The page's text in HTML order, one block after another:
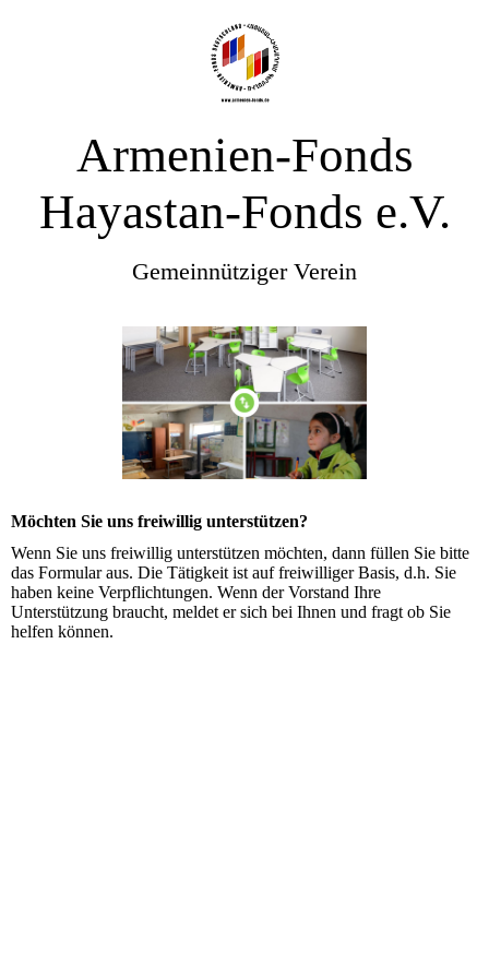
Armenien-Fonds
Hayastan-Fonds e.V.
Gemeinnütziger Verein
Möchten Sie uns freiwillig unterstützen?
Wenn Sie uns freiwillig unterstützen möchten, dann füllen Sie bitte
das Formular aus. Die Tätigkeit ist auf freiwilliger Basis, d.h. Sie
haben keine Verpflichtungen. Wenn der Vorstand Ihre
Unterstützung braucht, meldet er sich bei Ihnen und fragt ob Sie
helfen können.